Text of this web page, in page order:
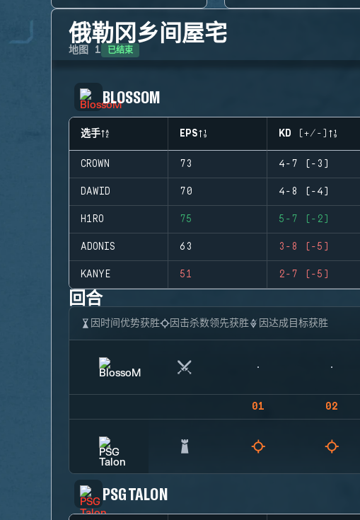
俄勒冈乡间屋宅
地图 1 已结束
BLOSSOM
选手 EPS KD (+/-)
CROWN 73 4-7 (-3)
DAWID 70 4-8 (-4)
H1RO 75 5-7 (-2)
ADONIS 63 3-8 (-5)
KANYE 51 2-7 (-5)
回合
因时间优势获胜 因击杀数领先获胜 因达成目标获胜
01 02
PSG TALON